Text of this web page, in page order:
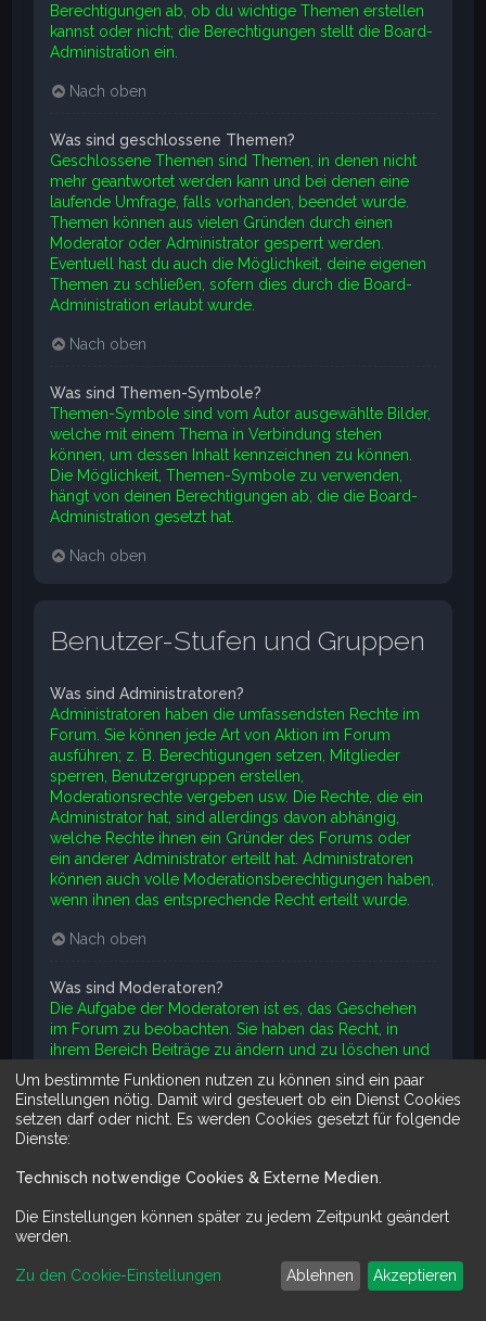
Berechtigungen ab, ob du wichtige Themen erstellen
kannst oder nicht; die Berechtigungen stellt die Board-
Administration ein.
Nach oben
Was sind geschlossene Themen?
Geschlossene Themen sind Themen, in denen nicht
mehr geantwortet werden kann und bei denen eine
laufende Umfrage, falls vorhanden, beendet wurde.
Themen können aus vielen Gründen durch einen
Moderator oder Administrator gesperrt werden.
Eventuell hast du auch die Möglichkeit, deine eigenen
Themen zu schließen, sofern dies durch die Board-
Administration erlaubt wurde.
Nach oben
Was sind Themen-Symbole?
Themen-Symbole sind vom Autor ausgewählte Bilder,
welche mit einem Thema in Verbindung stehen
können, um dessen Inhalt kennzeichnen zu können.
Die Möglichkeit, Themen-Symbole zu verwenden,
hängt von deinen Berechtigungen ab, die die Board-
Administration gesetzt hat.
Nach oben
Benutzer-Stufen und Gruppen
Was sind Administratoren?
Administratoren haben die umfassendsten Rechte im
Forum. Sie können jede Art von Aktion im Forum
ausführen; z. B. Berechtigungen setzen, Mitglieder
sperren, Benutzergruppen erstellen,
Moderationsrechte vergeben usw. Die Rechte, die ein
Administrator hat, sind allerdings davon abhängig,
welche Rechte ihnen ein Gründer des Forums oder
ein anderer Administrator erteilt hat. Administratoren
können auch volle Moderationsberechtigungen haben,
wenn ihnen das entsprechende Recht erteilt wurde.
Nach oben
Was sind Moderatoren?
Die Aufgabe der Moderatoren ist es, das Geschehen
im Forum zu beobachten. Sie haben das Recht, in
ihrem Bereich Beiträge zu ändern und zu löschen und
Themen zu schließen, zu öffnen, zu verschieben und
zu teilen. Üblicherweise verhindern Moderatoren, dass
Mitglieder „offtopic“, d. h. etwas nicht zum Thema
Passendes, oder Beleidigendes bzw. Angreifendes
Was sind Benutzergruppen?
Benutzergruppen sind Gruppen von Mitgliedern, die
die Mitglieder des Boards in für die Board-
Um bestimmte Funktionen nutzen zu können sind ein paar
Einstellungen nötig. Damit wird gesteuert ob ein Dienst Cookies
setzen darf oder nicht. Es werden Cookies gesetzt für folgende
Dienste:
Technisch notwendige Cookies & Externe Medien
Die Einstellungen können später zu jedem Zeitpunkt geändert
werden.
Zu den Cookie-Einstellungen Ablehnen Akzeptieren